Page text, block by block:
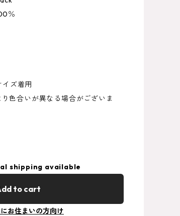
％
ズ着用
色合いが異なる場合がございま
shipping available
to cart
お住まいの方向け